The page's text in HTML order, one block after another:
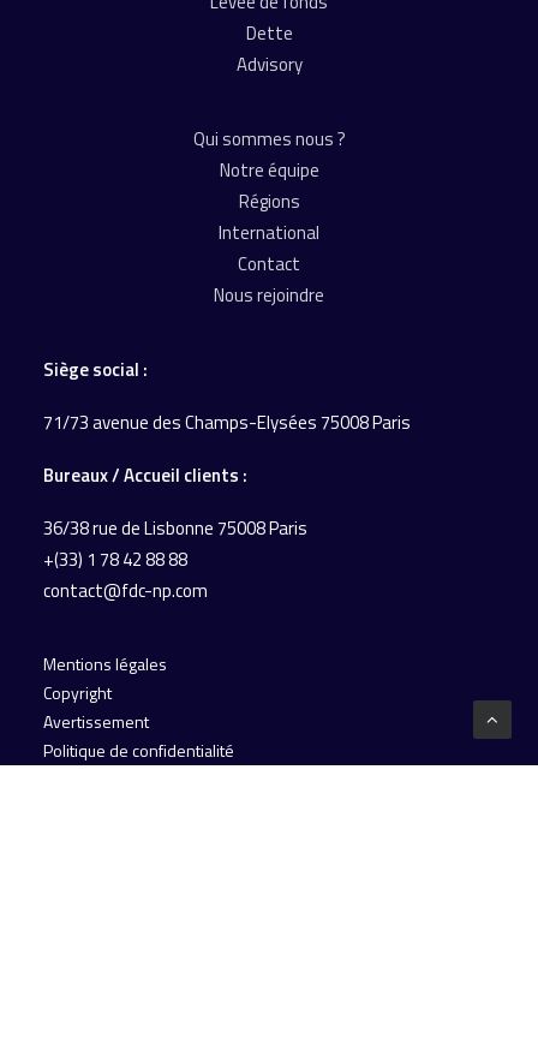
Dette
Advisory
Qui sommes nous ?
Notre équipe
Régions
International
Contact
Nous rejoindre
Siège social :
71/73 avenue des Champs-Elysées 75008 Paris
Bureaux / Accueil clients :
36/38 rue de Lisbonne75008 Paris
+(33) 1 78 42 88 88
contact@fdc-np.com
Mentions légales
Copyright
Avertissement
Politique de confidentialité